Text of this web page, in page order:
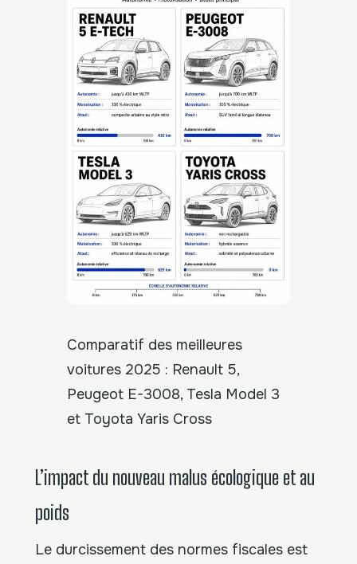
Comparatif des meilleures
voitures 2025 : Renault 5,
Peugeot E-3008, Tesla Model 3
et Toyota Yaris Cross
L’impact du nouveau malus écologique et au
poids
Le durcissement des normes fiscales est